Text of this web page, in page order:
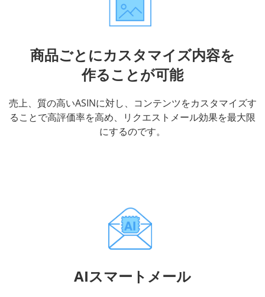
商品ごとにカスタマイズ内容を
作ることが可能
売上、質の高いASINに対し、コンテンツをカスタマイズす
ることで高評価率を高め、リクエストメール効果を最大限
にするのです。
AIスマートメール